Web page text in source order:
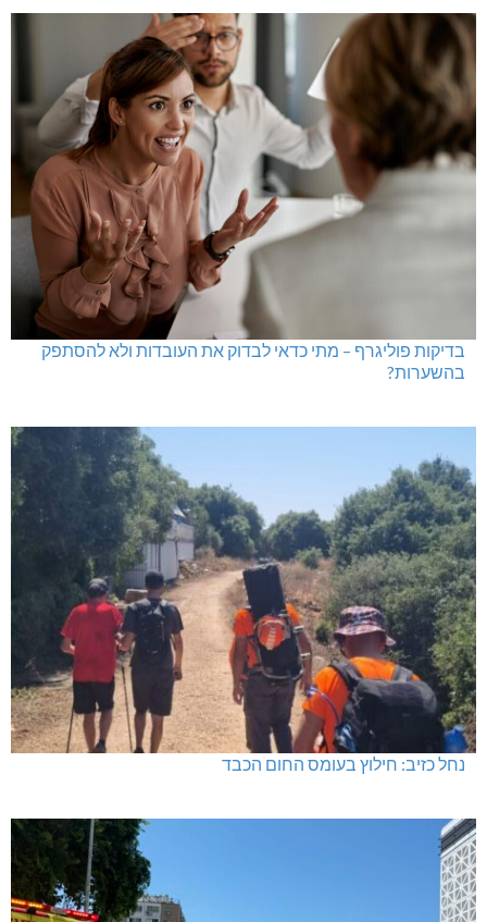
בדיקות פוליגרף – מתי כדאי לבדוק את העובדות ולא להסתפק
בהשערות?
נחל כזיב: חילוץ בעומס החום הכבד